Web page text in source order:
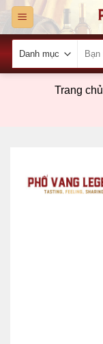
Skip
content
kiếm:
Trang chủ